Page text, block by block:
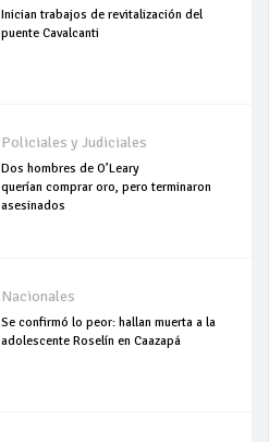
Inician trabajos de revitalización del
puente Cavalcanti
Policiales y Judiciales
Dos hombres de O’Leary
querían comprar oro, pero terminaron
asesinados
Nacionales
Se confirmó lo peor: hallan muerta a la
adolescente Roselín en Caazapá